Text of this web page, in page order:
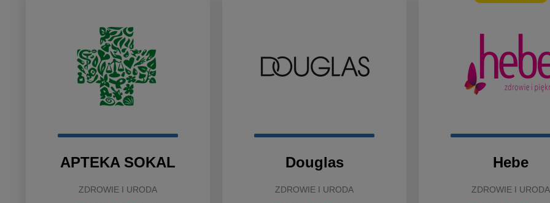
APTEKA SOKAL
ZDROWIE I URODA
Douglas
ZDROWIE I URODA
Hebe
ZDROWIE I URODA